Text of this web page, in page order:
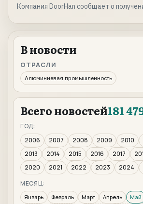
Компания DoorHan сообщает о
В новости
ОТРАСЛИ
Алюминиевая промышленность
Всего новостей181
ГОД:
2006
2007 2008 2009 2010
2013
2014 2015 2016 2017
2020
2021 2022 2023 2024
МЕСЯЦ:
Январь Февраль Март Апрель Май